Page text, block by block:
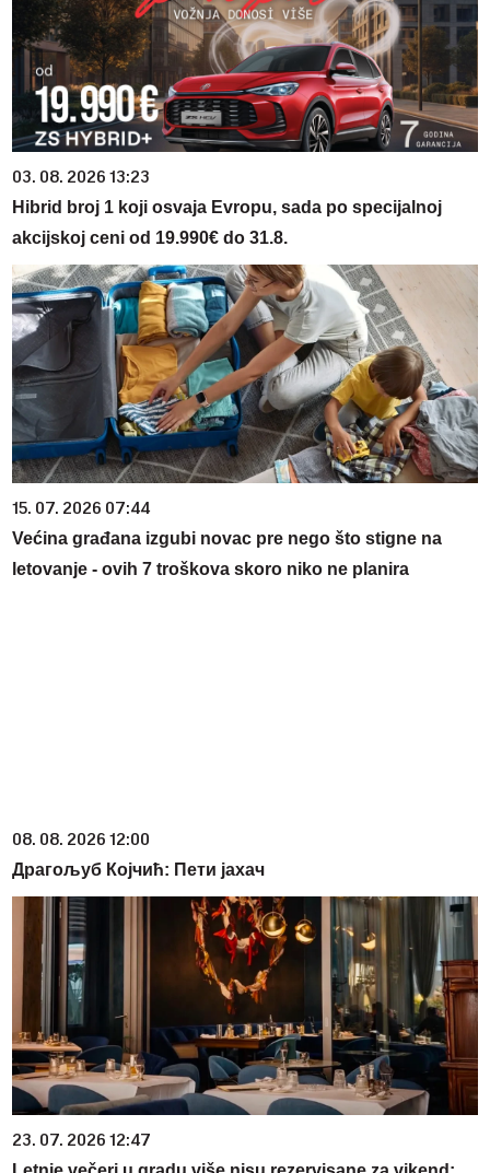
03. 08. 2026 13:23
Hibrid broj 1 koji osvaja Evropu, sada po specijalnoj
akcijskoj ceni od 19.990€ do 31.8.
15. 07. 2026 07:44
Većina građana izgubi novac pre nego što stigne na
letovanje - ovih 7 troškova skoro niko ne planira
08. 08. 2026 12:00
Драгољуб Којчић: Пети јахач
23. 07. 2026 12:47